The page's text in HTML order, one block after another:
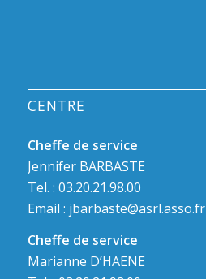
CENTRE
Cheffe de service
Jennifer BARBASTE
Tel. : 03.20.21.98.00
Email : jbarbaste@asrl.asso.fr
Cheffe de service
Marianne D’HAENE